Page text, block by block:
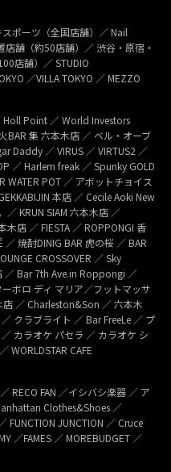
ポーツ（全国店舗）／ Nail
舗（約50店舗）／ 渋谷・原宿・
店舗）／ STUDIO
／VILLA TOKYO ／ MEZZO
Holl Point ／ World Investors
BAR 集 六本木店 ／ ベル・オーブ
Daddy ／ VIRUS ／ VIRTUS2 ／
／ Harlem freak ／ Spunky GOLD
WATER POT ／ アボットチョイス
本店 ／ Cecile Aoki New
／ KRUN SIAM 六本木店 ／
店 ／ FIESTA ／ ROPPONGI 香
／ 焼酎DINIG BAR 虎の桜 ／ BAR
CROSSOVER ／ Sky
／ Bar 7th Ave.in Roppongi ／
ボロ ディ マリア／フットマッサ
／ Charleston&Son ／ 六本木
クラブライト ／ Bar FreeLe ／ プ
カラオケ パセラ ／ カラオケ シ
WORLDSTAR CAFE
RECO FAN ／イシバシ楽器 ／ ア
Clothes&Shoes ／
FUNCTION JUNCTION ／ Cruce
／FAMES ／ MOREBUDGET ／